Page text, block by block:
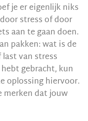
je er eigenlijk niks
stress of door
aan te gaan doen.
pakken: wat is de
van stress
gebracht, kun
oplossing hiervoor.
merken dat jouw